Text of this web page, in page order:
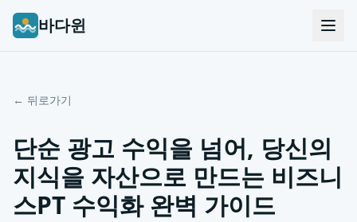
바다윈
← 뒤로가기
단순 광고 수익을 넘어, 당신의
지식을 자산으로 만드는 비즈니
스PT 수익화 완벽 가이드